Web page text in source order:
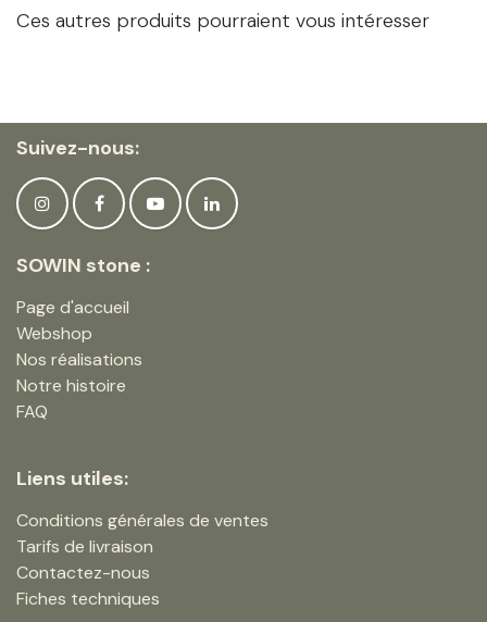
Ces autres produits pourraient vous intéresser
Suivez-nous:
SOWIN stone :
Page d'accueil
Webshop
Nos réalisations
Notre histoire
FAQ
Liens utiles:
Conditions générales de ventes
Tarifs de livraison
Contactez-nous
Fiches techniques